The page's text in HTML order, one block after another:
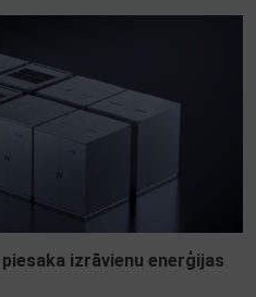
izrāvienu enerģijas